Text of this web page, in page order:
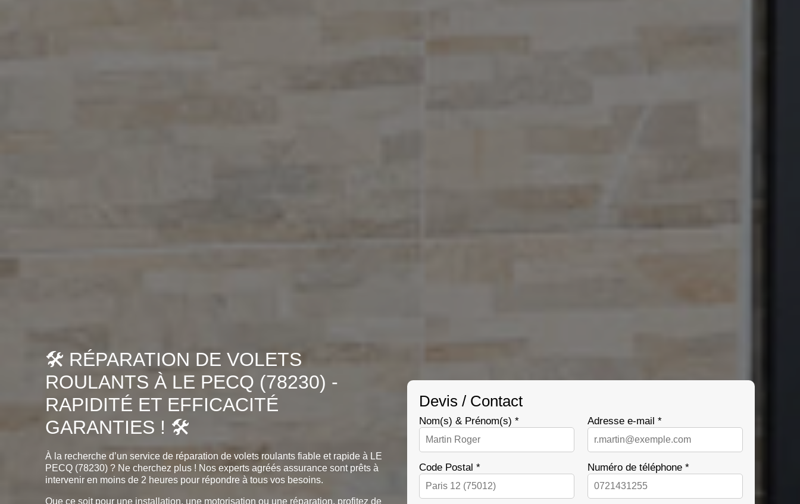
🛠️ RÉPARATION DE VOLETS
ROULANTS À LE PECQ (78230) -
RAPIDITÉ ET EFFICACITÉ
GARANTIES ! 🛠️
À la recherche d’un service de réparation de volets roulants fiable et rapide à LE
PECQ (78230) ? Ne cherchez plus ! Nos experts agréés assurance sont prêts à
intervenir en moins de 2 heures pour répondre à tous vos besoins.
Que ce soit pour une installation, une motorisation ou une réparation, profitez de
Devis / Contact
Nom(s) & Prénom(s) * Adresse e-mail *
Code Postal * Numéro de téléphone *